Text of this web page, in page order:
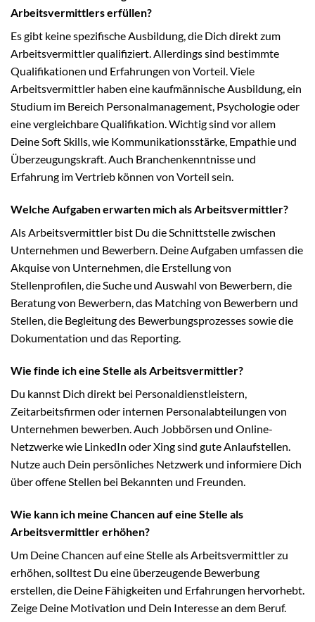
Arbeitsvermittlers erfüllen?
Es gibt keine spezifische Ausbildung, die Dich direkt zum
Arbeitsvermittler qualifiziert. Allerdings sind bestimmte
Qualifikationen und Erfahrungen von Vorteil. Viele
Arbeitsvermittler haben eine kaufmännische Ausbildung, ein
Studium im Bereich Personalmanagement, Psychologie oder
eine vergleichbare Qualifikation. Wichtig sind vor allem
Deine Soft Skills, wie Kommunikationsstärke, Empathie und
Überzeugungskraft. Auch Branchenkenntnisse und
Erfahrung im Vertrieb können von Vorteil sein.
Welche Aufgaben erwarten mich als Arbeitsvermittler?
Als Arbeitsvermittler bist Du die Schnittstelle zwischen
Unternehmen und Bewerbern. Deine Aufgaben umfassen die
Akquise von Unternehmen, die Erstellung von
Stellenprofilen, die Suche und Auswahl von Bewerbern, die
Beratung von Bewerbern, das Matching von Bewerbern und
Stellen, die Begleitung des Bewerbungsprozesses sowie die
Dokumentation und das Reporting.
Wie finde ich eine Stelle als Arbeitsvermittler?
Du kannst Dich direkt bei Personaldienstleistern,
Zeitarbeitsfirmen oder internen Personalabteilungen von
Unternehmen bewerben. Auch Jobbörsen und Online-
Netzwerke wie LinkedIn oder Xing sind gute Anlaufstellen.
Nutze auch Dein persönliches Netzwerk und informiere Dich
über offene Stellen bei Bekannten und Freunden.
Wie kann ich meine Chancen auf eine Stelle als
Arbeitsvermittler erhöhen?
Um Deine Chancen auf eine Stelle als Arbeitsvermittler zu
erhöhen, solltest Du eine überzeugende Bewerbung
erstellen, die Deine Fähigkeiten und Erfahrungen hervorhebt.
Zeige Deine Motivation und Dein Interesse an dem Beruf.